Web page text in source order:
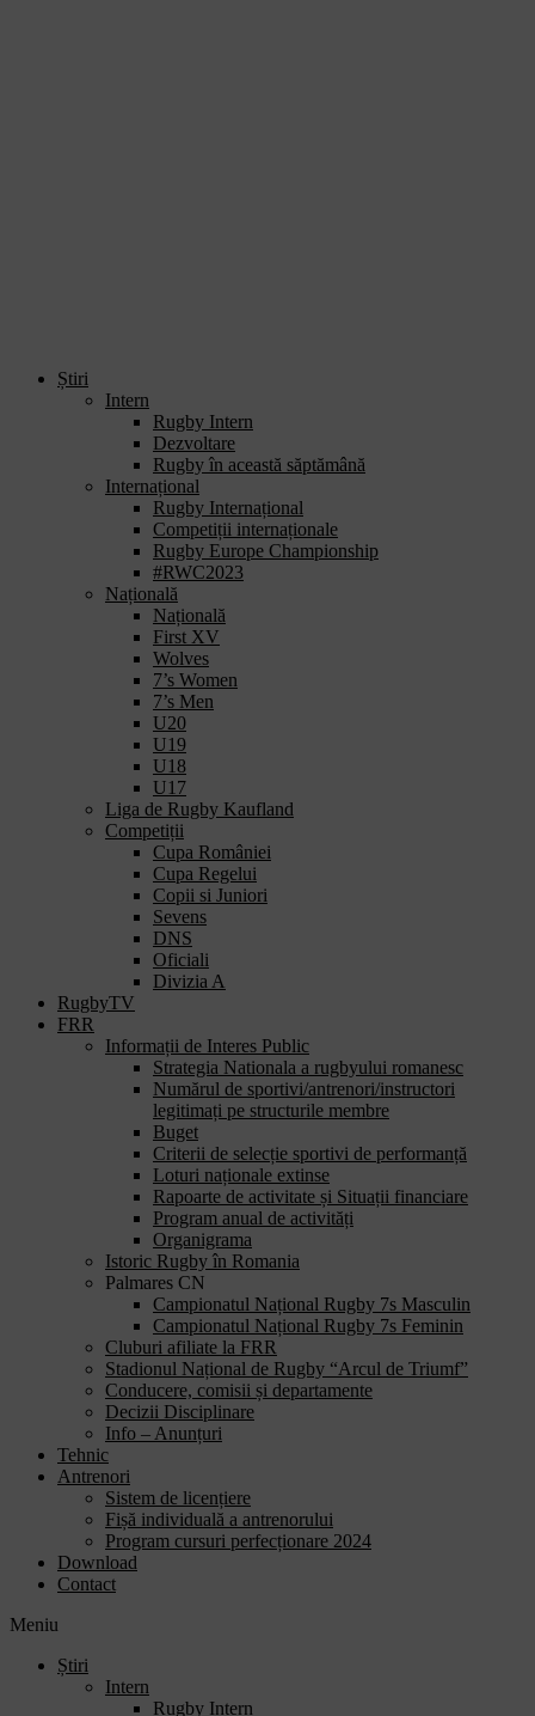
Știri
Intern
Rugby Intern
Dezvoltare
Rugby în această săptămână
Internațional
Rugby Internațional
Competiții internaționale
Rugby Europe Championship
#RWC2023
Națională
Națională
First XV
Wolves
7’s Women
7’s Men
U20
U19
U18
U17
Liga de Rugby Kaufland
Competiții
Cupa României
Cupa Regelui
Copii si Juniori
Sevens
DNS
Oficiali
Divizia A
RugbyTV
FRR
Informații de Interes Public
Strategia Nationala a rugbyului romanesc
Numărul de sportivi/antrenori/instructori
legitimați pe structurile membre
Buget
Criterii de selecție sportivi de performanță
Loturi naționale extinse
Rapoarte de activitate și Situații financiare
Program anual de activități
Organigrama
Istoric Rugby în Romania
Palmares CN
Campionatul Național Rugby 7s Masculin
Campionatul Național Rugby 7s Feminin
Cluburi afiliate la FRR
Stadionul Național de Rugby “Arcul de Triumf”
Conducere, comisii și departamente
Decizii Disciplinare
Info – Anunțuri
Tehnic
Antrenori
Sistem de licențiere
Fișă individuală a antrenorului
Program cursuri perfecționare 2024
Download
Contact
Meniu
Știri
Intern
Rugby Intern